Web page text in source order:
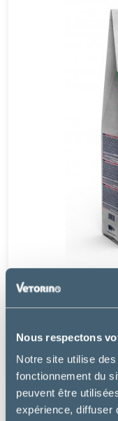
Nous respectons
Notre site utilise
fonctionnement du
peuvent être
expérience, diffuser